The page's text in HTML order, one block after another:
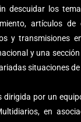
descuidar los
artículos de
y transmisiones
y una
situaciones
por un
en